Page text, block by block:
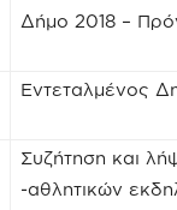
Δήμο 2018 –
Εντεταλμένος
Συζήτηση και
-αθλητικών